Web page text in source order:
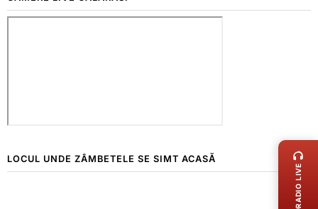
LOCUL UNDE ZÂMBETELE SE SIMT ACASĂ
RADIO LIVE